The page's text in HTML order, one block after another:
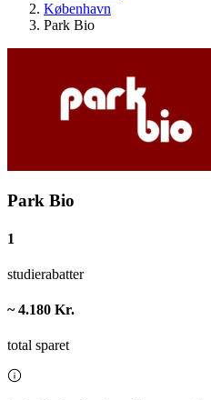
København
Park Bio
Park Bio
1
studierabatter
~ 4.180 Kr.
total sparet